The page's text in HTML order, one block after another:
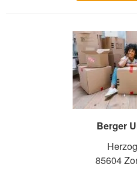
Berger
85604